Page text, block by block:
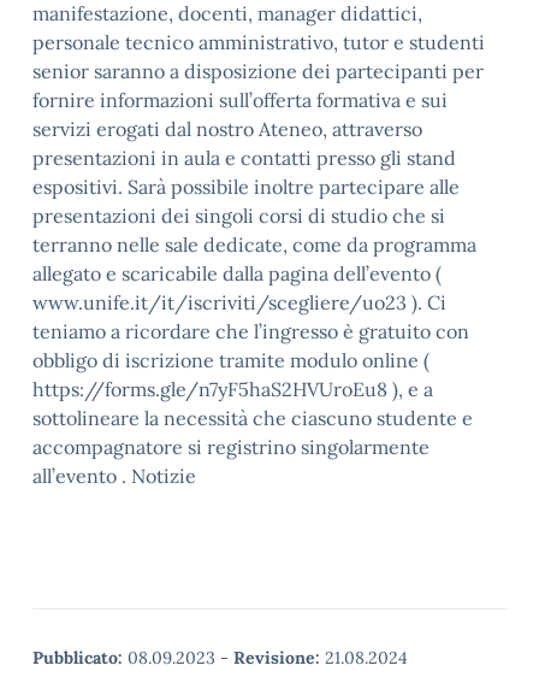
manifestazione, docenti, manager didattici,
personale tecnico amministrativo, tutor e studenti
senior saranno a disposizione dei partecipanti per
fornire informazioni sull’offerta formativa e sui
servizi erogati dal nostro Ateneo, attraverso
presentazioni in aula e contatti presso gli stand
espositivi. Sarà possibile inoltre partecipare alle
presentazioni dei singoli corsi di studio che si
terranno nelle sale dedicate, come da programma
allegato e scaricabile dalla pagina dell’evento (
www.unife.it/it/iscriviti/scegliere/uo23 ). Ci
teniamo a ricordare che l’ingresso è gratuito con
obbligo di iscrizione tramite modulo online (
https://forms.gle/n7yF5haS2HVUroEu8 ), e a
sottolineare la necessità che ciascuno studente e
accompagnatore si registrino singolarmente
all’evento . Notizie
Pubblicato: 08.09.2023 - Revisione: 21.08.2024